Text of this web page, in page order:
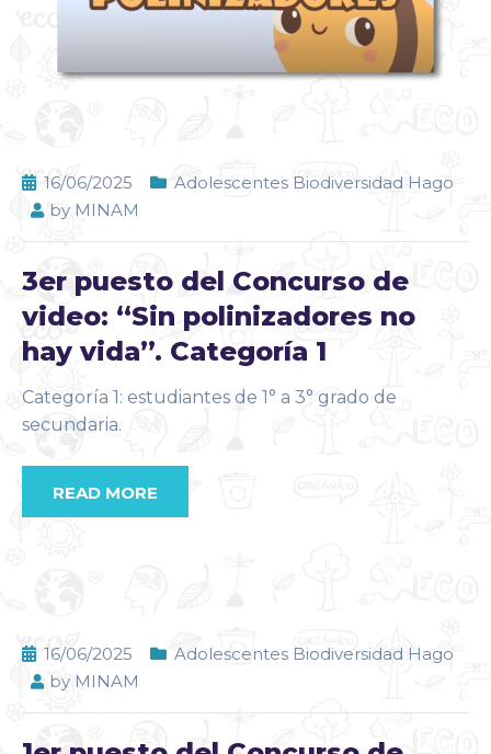
16/06/2025
Adolescentes Biodiversidad Hago
by MINAM
3er puesto del Concurso de
video: “Sin polinizadores no
hay vida”. Categoría 1
Categoría 1: estudiantes de 1° a 3° grado de
secundaria.
READ MORE
16/06/2025
Adolescentes Biodiversidad Hago
by MINAM